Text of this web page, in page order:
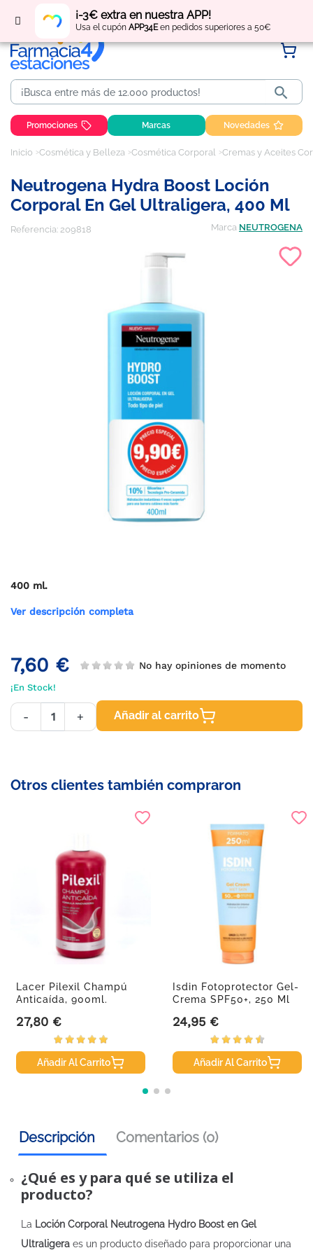
¡-3€ extra en nuestra APP!
Usa el cupón APP34Een pedidos superiores a 50€
Regístratey obtén puntos por tus compras

Promociones Marcas Novedades
Inicio Cosmética y Belleza Cosmética Corporal Cremas y Aceites
Neutrogena Hydra Boost Loción
Corporal En Gel Ultraligera, 400 Ml
Referencia: 209818 Marca NEUTROGENA
400 ml.
Ver descripción completa
7,60 € No hay opiniones de momento
¡En Stock!
- + Añadir al carrito
Otros clientes también compraron
Lacer Pilexil Champú
Anticaída, 900ml.
Precio
27,80 €
Añadir Al Carrito
Isdin Fotoprotector Gel-
Crema SPF50+, 250 Ml
Precio
24,95 €
Añadir Al Carrito
Descripción Comentarios (0)
¿Qué es y para qué se utiliza el
producto?
La Loción Corporal Neutrogena Hydro Boost en Gel
Ultraligera es un producto diseñado para proporcionar una